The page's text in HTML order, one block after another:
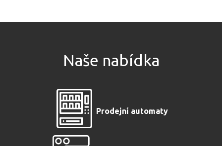
Naše nabídka
Prodejní automaty